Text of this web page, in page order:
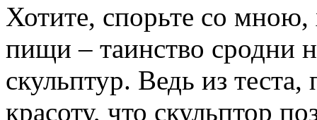
Хотите, спорьте со мною,
пищи – таинство сродни
скульптур. Ведь из
красоту, что скульптор